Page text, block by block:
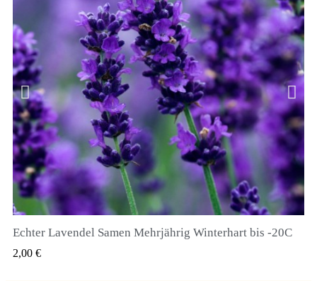
QUICK VIEW
Echter Lavendel Samen Mehrjährig Winterhart bis -20C
2,00 €